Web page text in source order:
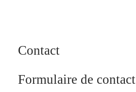
Contact
Formulaire de contact